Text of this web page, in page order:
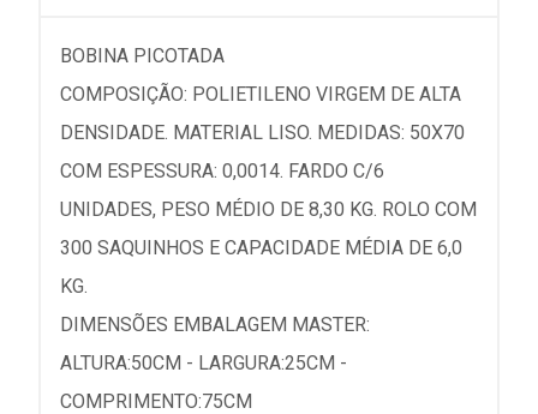
BOBINA PICOTADA
COMPOSIÇÃO: POLIETILENO VIRGEM DE ALTA
DENSIDADE. MATERIAL LISO. MEDIDAS: 50X70
COM ESPESSURA: 0,0014. FARDO C/6
UNIDADES, PESO MÉDIO DE 8,30 KG. ROLO COM
300 SAQUINHOS E CAPACIDADE MÉDIA DE 6,0
KG.
DIMENSÕES EMBALAGEM MASTER:
ALTURA:50CM - LARGURA:25CM -
COMPRIMENTO:75CM